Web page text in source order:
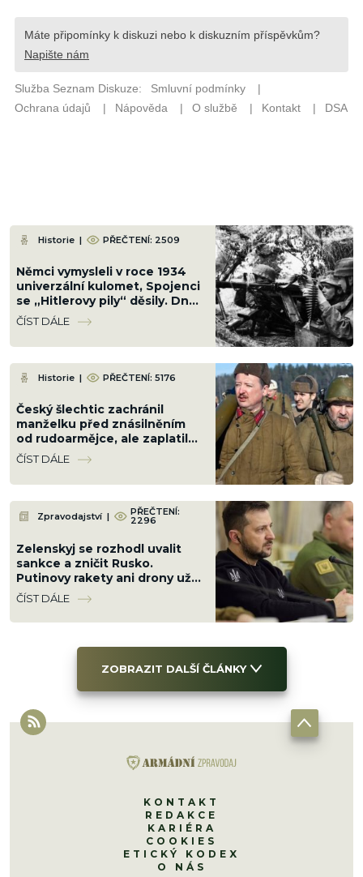
Historie | PŘEČTENÍ: 2509
Němci vymysleli v roce 1934
univerzální kulomet, Spojenci
se „Hitlerovy pily“ děsily. Dnes
jejich koncept používá celý
svět
ČÍST DÁLE
Historie | PŘEČTENÍ: 5176
Český šlechtic zachránil
manželku před znásilněním
od rudoarmějce, ale zaplatil
životem; 40 let jsme vraha
oslavovali jako hrdinu
ČÍST DÁLE
Zpravodajství | PŘEČTENÍ:
2296
Zelenskyj se rozhodl uvalit
sankce a zničit Rusko.
Putinovy rakety ani drony už
nebudou existovat
ČÍST DÁLE
ZOBRAZIT DALŠÍ ČLÁNKY
KONTAKT
REDAKCE
KARIÉRA
COOKIES
ETICKÝ KODEX
O NÁS